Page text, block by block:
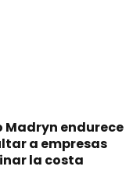
endurece
a empresas
la costa